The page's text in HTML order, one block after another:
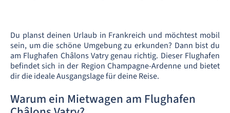
Du planst deinen Urlaub in Frankreich und möchtest mobil
sein, um die schöne Umgebung zu erkunden? Dann bist du
am Flughafen Châlons Vatry genau richtig. Dieser Flughafen
befindet sich in der Region Champagne-Ardenne und bietet
dir die ideale Ausgangslage für deine Reise.
Warum ein Mietwagen am Flughafen